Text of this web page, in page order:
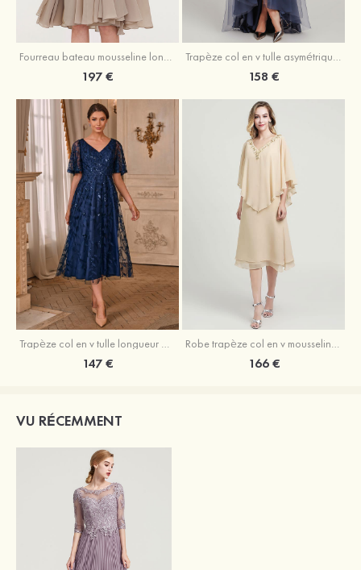
Fourreau bateau mousseline longueur genou robe de mère de la mariée avec appliqué plissé veste
197 €
Trapèze col en v tulle asymétrique robe de mère de la mariée
158 €
Trapèze col en v tulle longueur mollet robe de mère de la mariée avec appliqué paillettes ceinture
147 €
Robe trapèze col en v mousseline longueur mollet robe de mère de la mariée avec perle
166 €
VU RÉCEMMENT